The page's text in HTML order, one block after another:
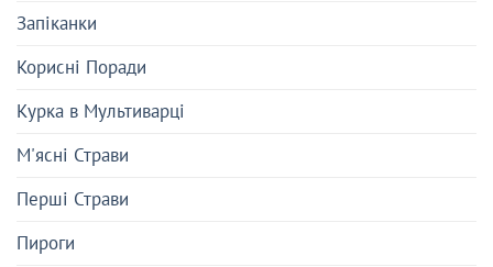
Запіканки
Корисні Поради
Курка в Мультиварці
М'ясні Страви
Перші Страви
Пироги